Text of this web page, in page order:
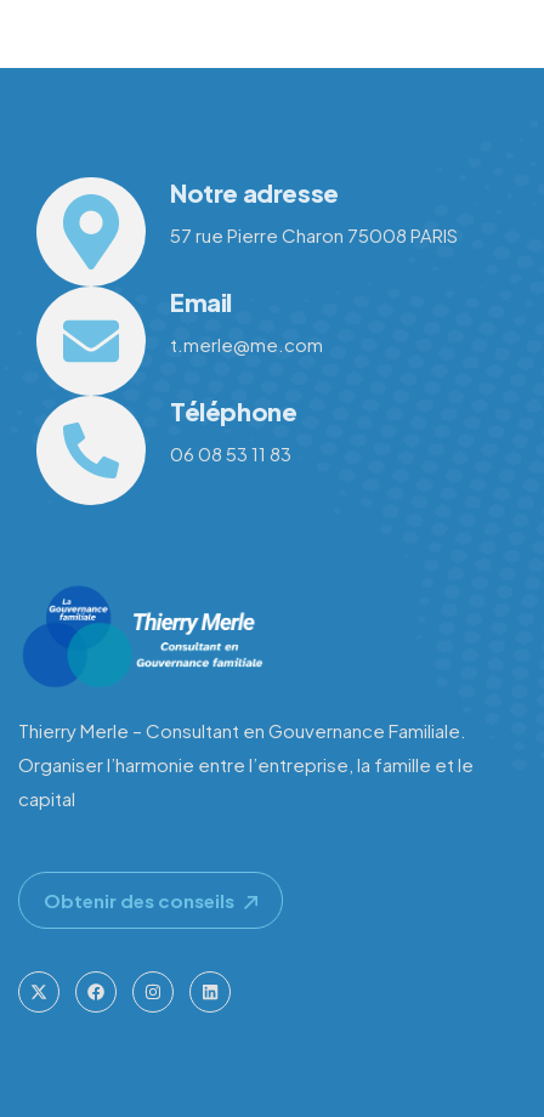
Notre adresse
57 rue Pierre Charon 75008 PARIS
Email
t.merle@me.com
Téléphone
06 08 53 11 83
Thierry Merle – Consultant en Gouvernance Familiale.
Organiser l’harmonie entre l’entreprise, la famille et le
capital
Obtenir des conseils